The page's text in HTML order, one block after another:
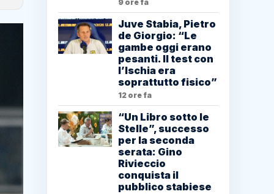
9 ore fa
Juve Stabia, Pietro
de Giorgio: “Le
gambe oggi erano
pesanti. Il test con
l’Ischia era
soprattutto fisico”
12 ore fa
“Un Libro sotto le
Stelle”, successo
per la seconda
serata: Gino
Rivieccio
conquista il
pubblico stabiese